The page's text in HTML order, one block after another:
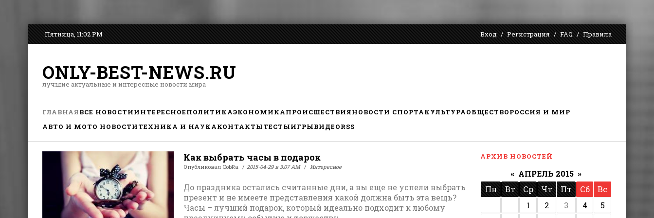
Пятница, 11:02 PM Вход Регистрация FAQ Правила
ONLY-BEST-NEWS.RU
лучшие актуальные и интересные новости мира
ГЛАВНАЯВСЕ НОВОСТИИНТЕРЕСНОЕПОЛИТИКАЭКОНОМИКАПРОИСШЕСТВИЯНОВОСТИ СПОРТАКУЛЬТУРАОБЩЕСТВОРОССИЯ И МИР
АВТО И МОТО НОВОСТИТЕХНИКА И НАУКАКОНТАКТЫТЕСТЫИГРЫВИДЕОRSS
Как выбрать часы в подарок
Опубликовал CobRa 2015-04-29 в 3:07 AM Интересное
До праздника остались считанные дни, а вы еще не успели выбрать
презент и не имеете представления какой должна быть эта вещь?
Часы – лучший подарок, который идеально подходит к любому
АРХИВ НОВОСТЕЙ
« АПРЕЛЬ 2015 »
Пн
Вт Ср Чт Пт Сб
Вс
1
2 3 4
5